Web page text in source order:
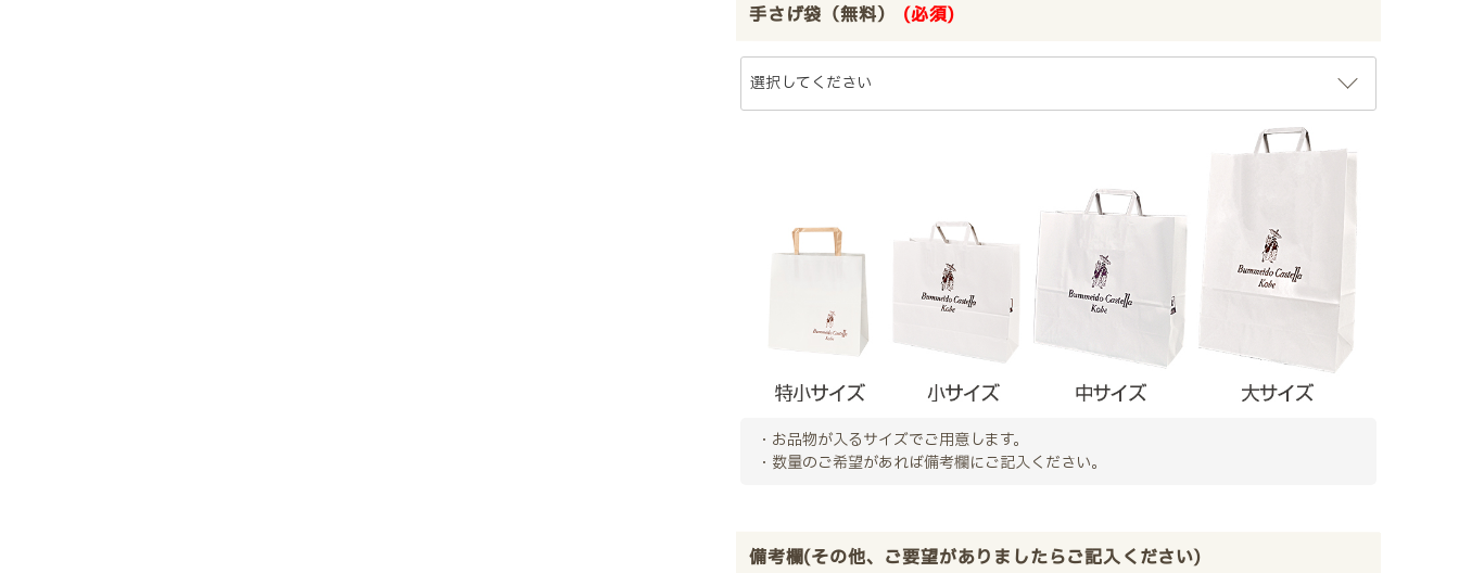
手さげ袋（無料） (必須)
・お品物が入るサイズでご用意します。
・数量のご希望があれば備考欄にご記入ください。
備考欄(その他、ご要望がありましたらご記入ください)